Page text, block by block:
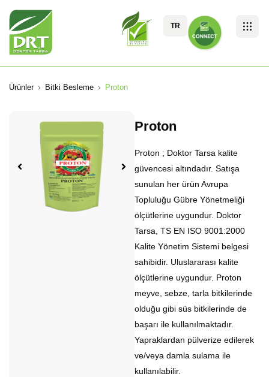
TR
Ürünler Bitki Besleme Proton
Proton
Proton ; Doktor Tarsa kalite
güvencesi altındadır. Satışa
sunulan her ürün Avrupa
Topluluğu Gübre Yönetmeliği
ölçütlerine uygundur. Doktor
Tarsa, TS EN ISO 9001:2000
Kalite Yönetim Sistemi belgesi
sahibidir. Uluslararası kalite
ölçütlerine uygundur. Proton
meyve, sebze, tarla bitkilerinde
olduğu gibi süs bitkilerinde de
başarı ile kullanılmaktadır.
Yapraklardan pülverize edilerek
ve/veya damla sulama ile
kullanılabilir.